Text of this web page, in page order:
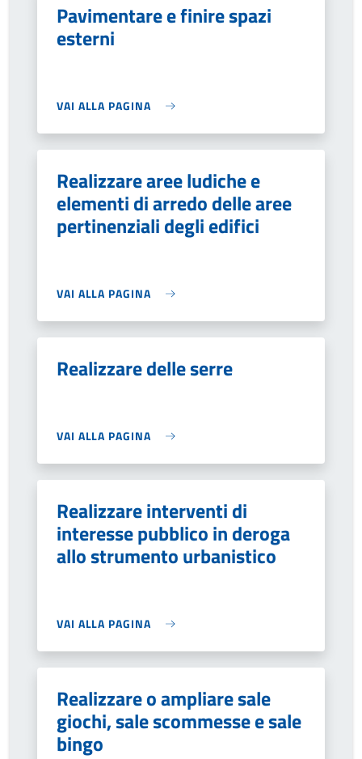
Pavimentare e finire spazi
esterni
VAI ALLA PAGINA
Realizzare aree ludiche e
elementi di arredo delle aree
pertinenziali degli edifici
VAI ALLA PAGINA
Realizzare delle serre
VAI ALLA PAGINA
Realizzare interventi di
interesse pubblico in deroga
allo strumento urbanistico
VAI ALLA PAGINA
Realizzare o ampliare sale
giochi, sale scommesse e sale
bingo